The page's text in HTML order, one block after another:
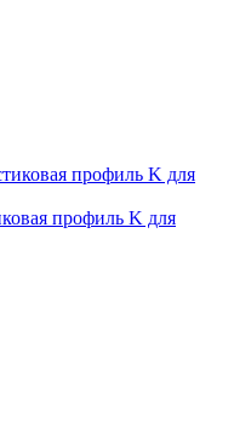
профиль K для